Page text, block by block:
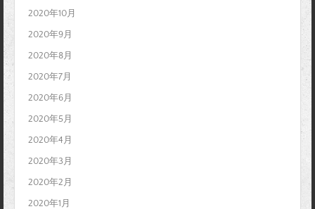
2020年10月
2020年9月
2020年8月
2020年7月
2020年6月
2020年5月
2020年4月
2020年3月
2020年2月
2020年1月